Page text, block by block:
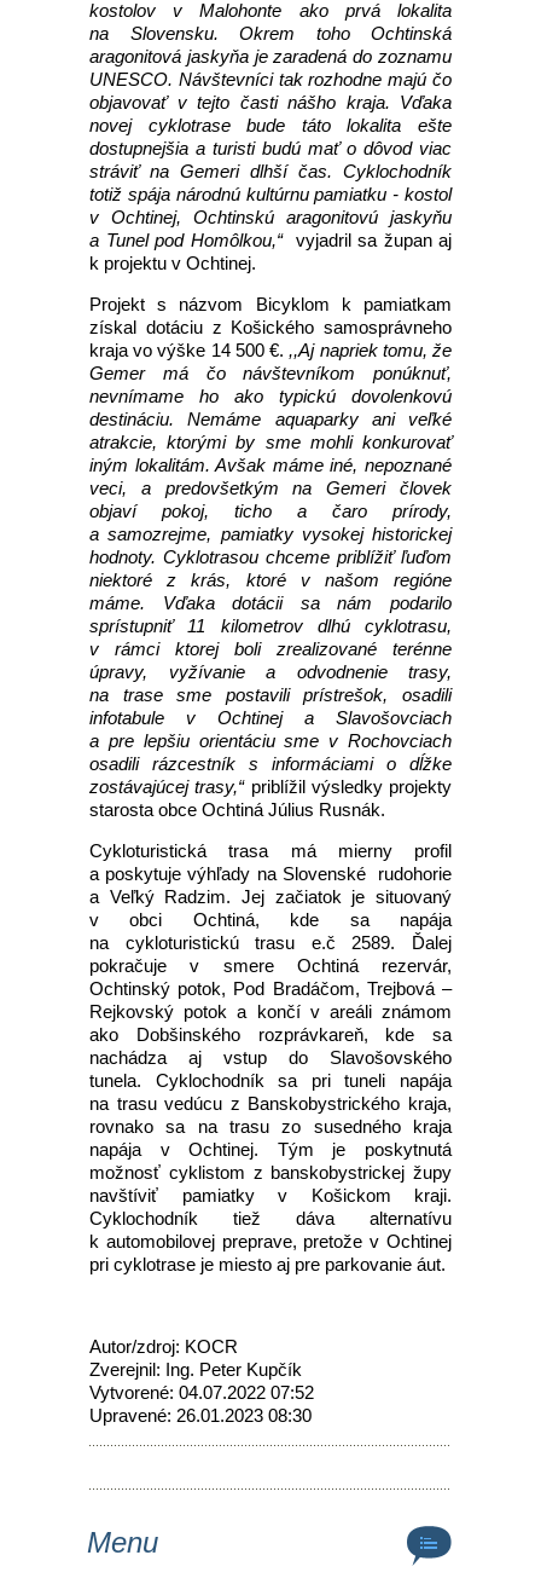
kostolov v Malohonte ako prvá lokalita
na Slovensku. Okrem toho Ochtinská
aragonitová jaskyňa je zaradená do zoznamu
UNESCO. Návštevníci tak rozhodne majú čo
objavovať v tejto časti nášho kraja. Vďaka
novej cyklotrase bude táto lokalita ešte
dostupnejšia a turisti budú mať o dôvod viac
stráviť na Gemeri dlhší čas. Cyklochodník
totiž spája národnú kultúrnu pamiatku - kostol
v Ochtinej, Ochtinskú aragonitovú jaskyňu
a Tunel pod Homôlkou,“ vyjadril sa župan aj
k projektu v Ochtinej.
Projekt s názvom Bicyklom k pamiatkam
získal dotáciu z Košického samosprávneho
kraja vo výške 14 500 €. ,,Aj napriek tomu, že
Gemer má čo návštevníkom ponúknuť,
nevnímame ho ako typickú dovolenkovú
destináciu. Nemáme aquaparky ani veľké
atrakcie, ktorými by sme mohli konkurovať
iným lokalitám. Avšak máme iné, nepoznané
veci, a predovšetkým na Gemeri človek
objaví pokoj, ticho a čaro prírody,
a samozrejme, pamiatky vysokej historickej
hodnoty. Cyklotrasou chceme priblížiť ľuďom
niektoré z krás, ktoré v našom regióne
máme. Vďaka dotácii sa nám podarilo
sprístupniť 11 kilometrov dlhú cyklotrasu,
v rámci ktorej boli zrealizované terénne
úpravy, vyžívanie a odvodnenie trasy,
na trase sme postavili prístrešok, osadili
infotabule v Ochtinej a Slavošovciach
a pre lepšiu orientáciu sme v Rochovciach
osadili rázcestník s informáciami o dĺžke
zostávajúcej trasy,“priblížil výsledky projekty
starosta obce Ochtiná Július Rusnák.
Cykloturistická trasa má mierny profil
a poskytuje výhľady na Slovenské rudohorie
a Veľký Radzim. Jej začiatok je situovaný
v obci Ochtiná, kde sa napája
na cykloturistickú trasu e.č 2589. Ďalej
pokračuje v smere Ochtiná rezervár,
Ochtinský potok, Pod Bradáčom, Trejbová –
Rejkovský potok a končí v areáli známom
ako Dobšinského rozprávkareň, kde sa
nachádza aj vstup do Slavošovského
tunela. Cyklochodník sa pri tuneli napája
na trasu vedúcu z Banskobystrického kraja,
rovnako sa na trasu zo susedného kraja
napája v Ochtinej. Tým je poskytnutá
možnosť cyklistom z banskobystrickej župy
navštíviť pamiatky v Košickom kraji.
Cyklochodník tiež dáva alternatívu
k automobilovej preprave, pretože v Ochtinej
pri cyklotrase je miesto aj pre parkovanie áut.
Autor/zdroj: KOCR
Zverejnil: Ing. Peter Kupčík
Vytvorené: 04.07.2022 07:52
Upravené: 26.01.2023 08:30
Menu